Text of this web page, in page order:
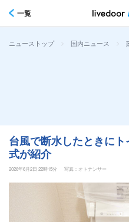
一覧
ニューストップ > 国内ニュース >
台風で断水したときに
式が紹介
2026年6月2日 22時15分
写真：オトナンサー